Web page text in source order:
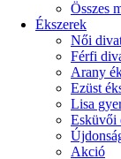
Összes
Ékszerek
Női
Férfi
Arany
Ezüst
Lisa
Esküvői
Akció